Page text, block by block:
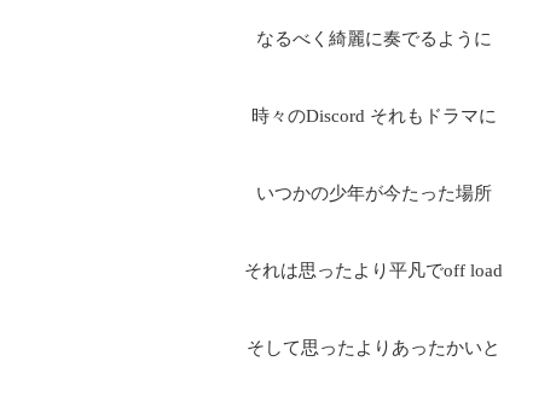
なるべく綺麗に奏でるように
時々のDiscord それもドラマに
いつかの少年が今たった場所
それは思ったより平凡でoff load
そして思ったよりあったかいと